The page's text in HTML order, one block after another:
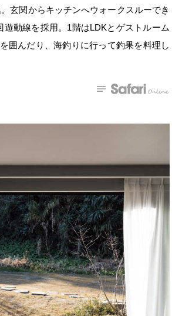
玄関からキッチンへウォークスルーでき
動線を採用。1階はLDKとゲストルーム
囲んだり、海釣りに行って釣果を料理し